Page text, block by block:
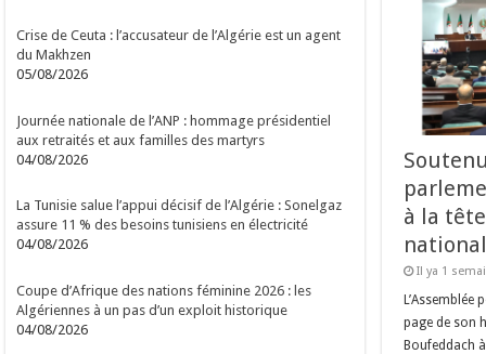
à la
Il ya 1
L’Assemblée
page de son
Boufeddach
Crise de Ceuta : l’accusateur de l’Algérie est un agent
du Makhzen
05/08/2026
Journée nationale de l’ANP : hommage présidentiel
aux retraités et aux familles des martyrs
04/08/2026
La Tunisie salue l’appui décisif de l’Algérie : Sonelgaz
assure 11 % des besoins tunisiens en électricité
04/08/2026
Coupe d’Afrique des nations féminine 2026 : les
Algériennes à un pas d’un exploit historique
04/08/2026